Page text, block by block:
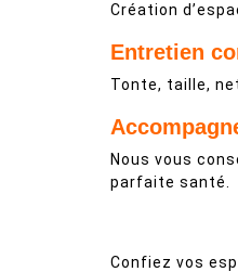
Création
Entretien
Tonte, taille,
Nous vous
parfaite santé.
Confiez vos